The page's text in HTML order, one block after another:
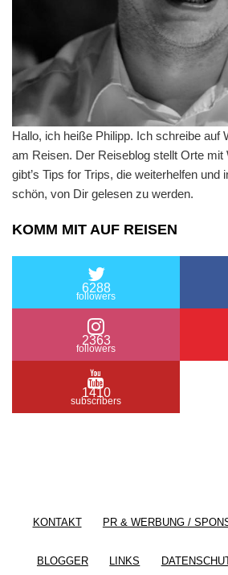
Hallo, ich heiße Philipp. Ich schreibe auf
am Reisen. Der Reiseblog stellt Orte
gibt’s Tips for Trips, die weiterhelfen und
schön, von Dir gelesen zu werden.
KOMM MIT AUF REISEN
6288
followers
2363
followers
1410
subscribers
KONTAKT PR & WERBUNG /
BLOGGER LINKS